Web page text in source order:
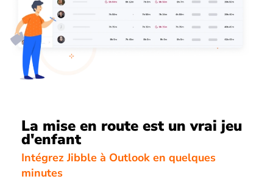
La mise en route est un vrai jeu
d'enfant
Intégrez Jibble à Outlook en quelques
minutes